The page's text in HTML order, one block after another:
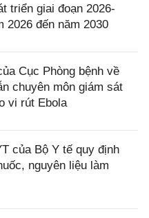
triển giai đoạn 2026-
2026 đến năm 2030
Cục Phòng bệnh về
chuyên môn giám sát
vi rút Ebola
của Bộ Y tế quy định
nguyên liệu làm